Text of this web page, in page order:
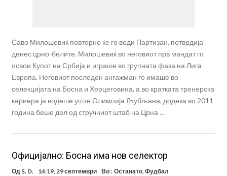
Саво Милошевиќ повторно ќе го води Партизан, потврдија
денес црно-белите. Милошевиќ во неговиот прв мандат го
освои Купот на Србија и играше во групната фаза на Лига
Европа. Неговиот последен ангажман го имаше во
селекцијата на Босна и Херцеговина, а во кратката тренерска
кариера ја водеше уште Олимпија Љубљана, додека во 2011
година беше дел од стручниот штаб на Црна …
Официјално: Босна има нов селектор
Од S. D. 14:19, 29 септември Во : Останато,Фудбал